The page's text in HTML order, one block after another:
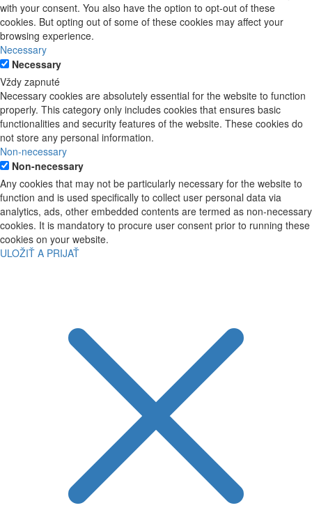
with your consent. You also have the option to opt-out of these
cookies. But opting out of some of these cookies may affect your
browsing experience.
Necessary
Necessary
Vždy zapnuté
Necessary cookies are absolutely essential for the website to function
properly. This category only includes cookies that ensures basic
functionalities and security features of the website. These cookies do
not store any personal information.
Non-necessary
Non-necessary
Any cookies that may not be particularly necessary for the website to
function and is used specifically to collect user personal data via
analytics, ads, other embedded contents are termed as non-necessary
cookies. It is mandatory to procure user consent prior to running these
cookies on your website.
ULOŽIŤ A PRIJAŤ